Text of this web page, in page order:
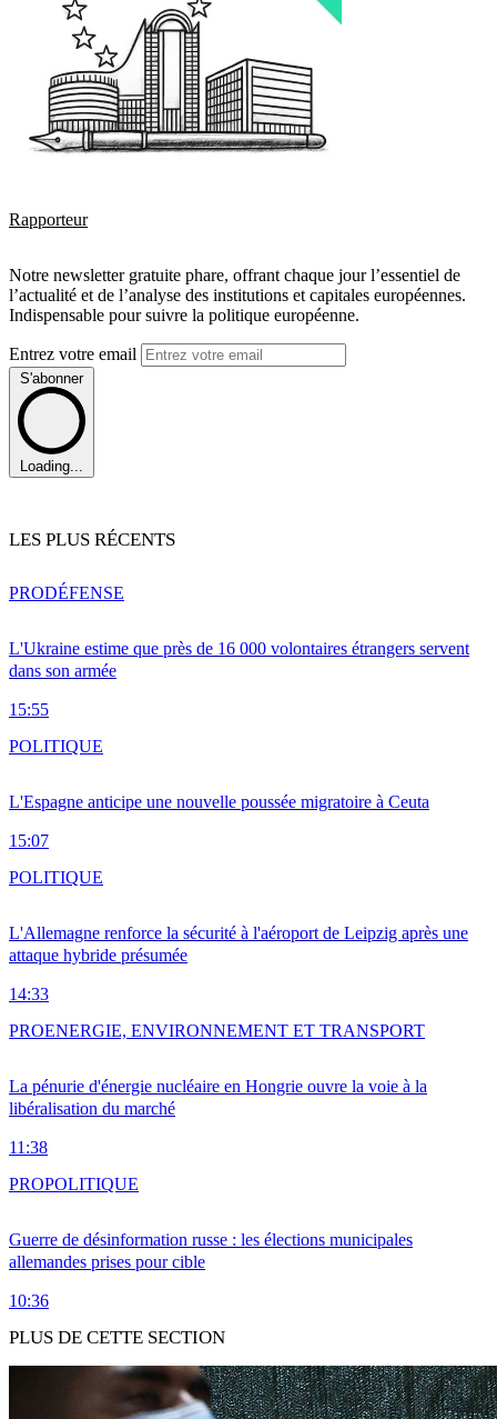
Rapporteur
Notre newsletter gratuite phare, offrant chaque jour l’essentiel de
l’actualité et de l’analyse des institutions et capitales européennes.
Indispensable pour suivre la politique européenne.
Entrez votre email
S'abonner
Loading...
LES PLUS RÉCENTS
L'Ukraine estime que près de 16 000 volontaires étrangers servent
dans son armée
15:55
PRODÉFENSE
L'Espagne anticipe une nouvelle poussée migratoire à Ceuta
15:07
POLITIQUE
L'Allemagne renforce la sécurité à l'aéroport de Leipzig après une
attaque hybride présumée
14:33
POLITIQUE
La pénurie d'énergie nucléaire en Hongrie ouvre la voie à la
libéralisation du marché
11:38
PROENERGIE, ENVIRONNEMENT ET TRANSPORT
Guerre de désinformation russe : les élections municipales
allemandes prises pour cible
10:36
PROPOLITIQUE
PLUS DE CETTE SECTION